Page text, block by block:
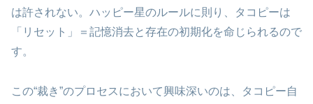
は許されない。ハッピー星のルールに則り、タコピーは
「リセット」＝記憶消去と存在の初期化を命じられるので
す。
この“裁き”のプロセスにおいて興味深いのは、タコピー自